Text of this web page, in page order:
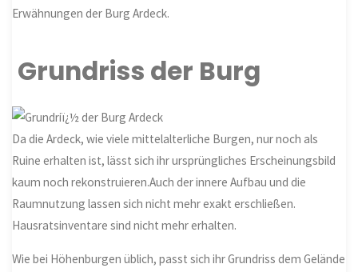
Erwähnungen der Burg Ardeck.
Grundriss der Burg
Da die Ardeck, wie viele mittelalterliche Burgen, nur noch als
Ruine erhalten ist, lässt sich ihr ursprüngliches Erscheinungsbild
kaum noch rekonstruieren.Auch der innere Aufbau und die
Raumnutzung lassen sich nicht mehr exakt erschließen.
Hausratsinventare sind nicht mehr erhalten.
Wie bei Höhenburgen üblich, passt sich ihr Grundriss dem Gelände